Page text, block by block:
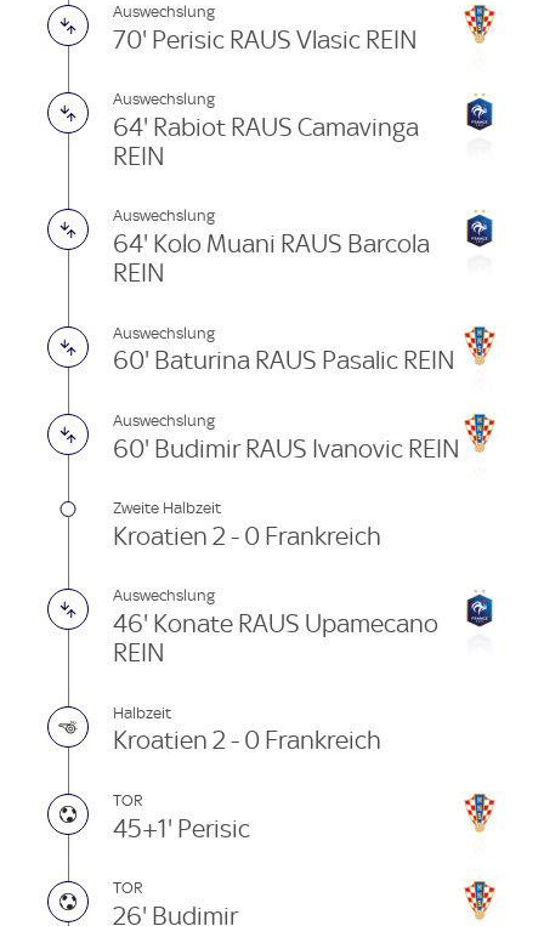
Auswechslung
70' Perisic RAUS Vlasic REIN
Auswechslung
64' Rabiot RAUS Camavinga
REIN
Auswechslung
64' Kolo Muani RAUS Barcola
REIN
Auswechslung
60' Baturina RAUS Pasalic REIN
Auswechslung
60' Budimir RAUS Ivanovic REIN
Zweite Halbzeit
Kroatien 2 - 0 Frankreich
Auswechslung
46' Konate RAUS Upamecano
REIN
Halbzeit
Kroatien 2 - 0 Frankreich
TOR
45+1' Perisic
TOR
26' Budimir